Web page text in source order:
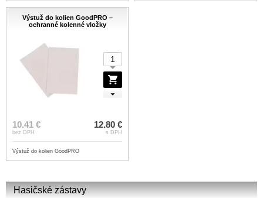
Hasičské zástavy
Výstuž do kolien GoodPRO –
ochranné kolenné vložky
10.41 €
bez DPH
12.80 €
s DPH
Výstuž do kolien GoodPRO